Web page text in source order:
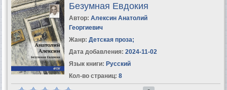
Безумная Евдокия
Автор: Алексин Анатолий
Георгиевич
Жанр: Детская проза;
Дата добавления: 2024-11-02
Язык книги: Русский
Кол-во страниц: 8